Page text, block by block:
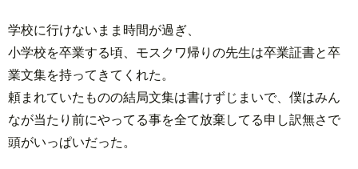
学校に行けないまま時間が過ぎ、
小学校を卒業する頃、モスクワ帰りの先生は卒業証書と卒
業文集を持ってきてくれた。
頼まれていたものの結局文集は書けずじまいで、僕はみん
なが当たり前にやってる事を全て放棄してる申し訳無さで
頭がいっぱいだった。